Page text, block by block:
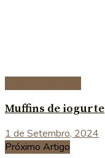
Muffins de iogurte
1 de Setembro, 2024
Próximo Artigo